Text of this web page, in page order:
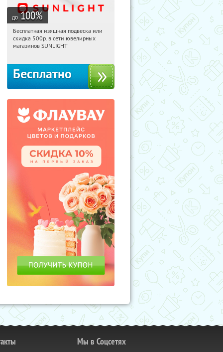
до 100%
07:10:20 Получили:
Россия
Бесплатная изящная подвеска или
скидка 500р. в сети ювелирных
магазинов SUNLIGHT
Бесплатно
Мы в Соцсетях